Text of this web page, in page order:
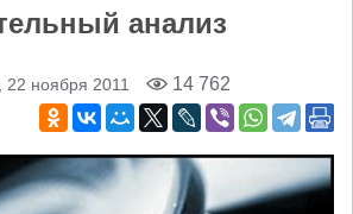
анализ
, 22 ноября 2011 14 762